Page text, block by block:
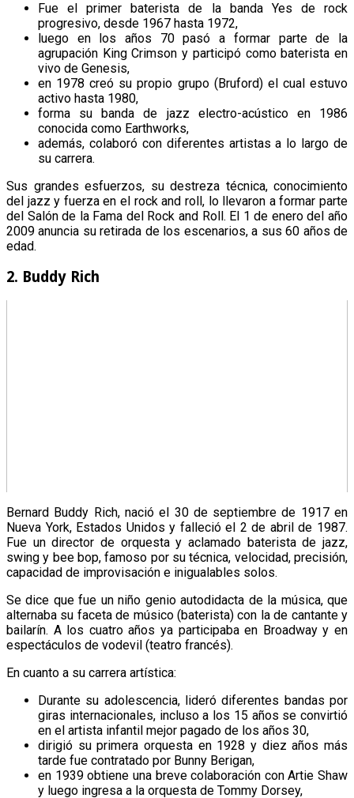
Fue el primer baterista de la banda Yes de rock
progresivo, desde 1967 hasta 1972,
luego en los años 70 pasó a formar parte de la
agrupación King Crimson y participó como baterista en
vivo de Genesis,
en 1978 creó su propio grupo (Bruford) el cual estuvo
activo hasta 1980,
forma su banda de jazz electro-acústico en 1986
conocida como Earthworks,
además, colaboró con diferentes artistas a lo largo de
su carrera.
Sus grandes esfuerzos, su destreza técnica, conocimiento
del jazz y fuerza en el rock and roll, lo llevaron a formar parte
del Salón de la Fama del Rock and Roll. El 1 de enero del año
2009 anuncia su retirada de los escenarios, a sus 60 años de
edad.
2. Buddy Rich
Bernard Buddy Rich, nació el 30 de septiembre de 1917 en
Nueva York, Estados Unidos y falleció el 2 de abril de 1987.
Fue un director de orquesta y aclamado baterista de jazz,
swing y bee bop, famoso por su técnica, velocidad, precisión,
capacidad de improvisación e inigualables solos.
Se dice que fue un niño genio autodidacta de la música, que
alternaba su faceta de músico (baterista) con la de cantante y
bailarín. A los cuatro años ya participaba en Broadway y en
espectáculos de vodevil (teatro francés).
En cuanto a su carrera artística:
Durante su adolescencia, lideró diferentes bandas por
giras internacionales, incluso a los 15 años se convirtió
en el artista infantil mejor pagado de los años 30,
dirigió su primera orquesta en 1928 y diez años más
tarde fue contratado por Bunny Berigan,
en 1939 obtiene una breve colaboración con Artie Shaw
y luego ingresa a la orquesta de Tommy Dorsey,